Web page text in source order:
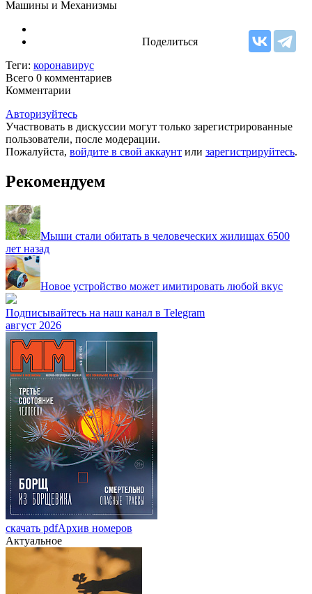
Машины и Механизмы
Поделиться
Теги: коронавирус
Всего 0 комментариев
Комментарии
Авторизуйтесь
Участвовать в дискуссии могут только зарегистрированные
пользователи, после модерации.
Пожалуйста, войдите в свой аккаунт или зарегистрируйтесь.
Рекомендуем
Мыши стали обитать в человеческих жилищах 6500
лет назад
Новое устройство может имитировать любой вкус
Подписывайтесь на наш канал в Telegram
август 2026
скачать pdfАрхив номеров
Актуальное